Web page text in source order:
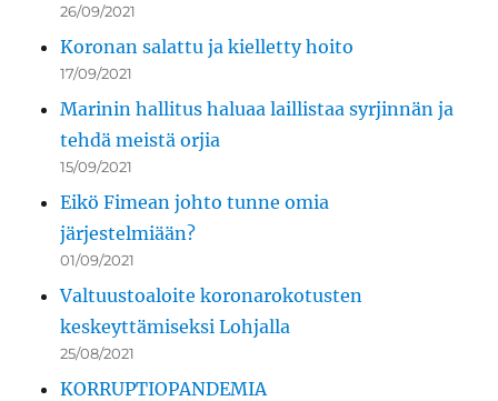
26/09/2021
Koronan salattu ja kielletty hoito
17/09/2021
Marinin hallitus haluaa laillistaa syrjinnän ja
tehdä meistä orjia
15/09/2021
Eikö Fimean johto tunne omia
järjestelmiään?
01/09/2021
Valtuustoaloite koronarokotusten
keskeyttämiseksi Lohjalla
25/08/2021
KORRUPTIOPANDEMIA